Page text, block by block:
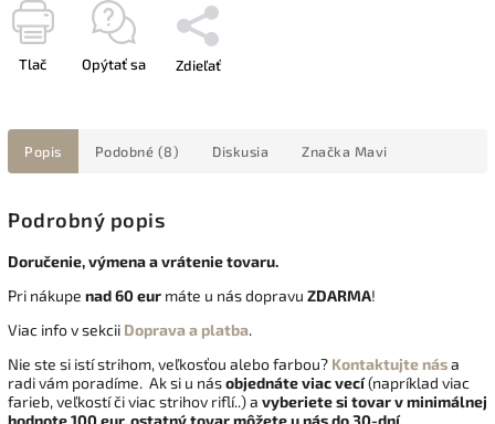
Tlač Opýtať sa Zdieľať
Popis Podobné (8) Diskusia Značka Mavi
Podrobný popis
Doručenie, výmena a vrátenie tovaru.
Pri nákupe nad 60 eur máte u nás dopravu ZDARMA!
Viac info v sekcii Doprava a platba.
Nie ste si istí strihom, veľkosťou alebo farbou? Kontaktujte nása
radi vám poradíme. Ak si u násobjednáte viac vecí(napríklad viac
farieb, veľkostí či viac strihov riflí..) a vyberiete si tovar v minimálnej
hodnote 100 eur, ostatný tovar môžete u nás do 30-dní